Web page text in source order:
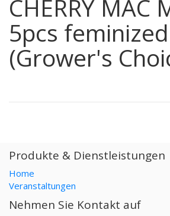
CHERRY MAC
5pcs feminized
(Grower's
Produkte & Dienstleistungen
Home
Veranstaltungen
Nehmen Sie Kontakt auf